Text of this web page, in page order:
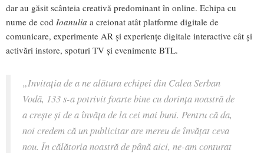
dar au găsit scânteia creativă predominant în online. Echipa cu
nume de cod Ioanulia a creionat atât platforme digitale de
comunicare, experimente AR și experiențe digitale interactive cât și
activări instore, spoturi TV și evenimente BTL.
„Invitația de a ne alătura echipei din Calea Serban
Vodă, 133s-a potrivit foarte bine cu dorința noastră de
a crește și de a învățade la cei mai buni. Pentru că da,
noi credem căun publicitar are mereu de învățat ceva
nou. În călătoria noastră de până aici, ne-am conturat